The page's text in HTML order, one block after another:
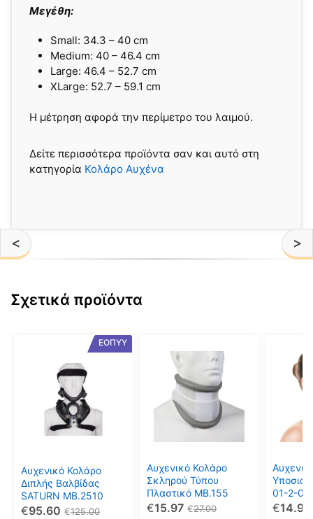
< >
Μεγέθη:
Small: 34.3 – 40 cm
Medium: 40 – 46.4 cm
Large: 46.4 – 52.7 cm
XLarge: 52.7 – 59.1 cm
Η μέτρηση αφορά την περίμετρο του λαιμού.
Δείτε περισσότερα προϊόντα σαν και αυτό στη
κατηγορία Κολάρο Αυχένα
Σχετικά προϊόντα
ΕΟΠΥΥ
Αυχενικό Κολάρο
Διπλής Βαλβίδας
SATURN MB.2510
125.00
€
95.60
€
πολλαπλές
παραλλαγές.
μπορούν
να
επιλεγούν
στη
Αυχενικό Κολάρο
Σκληρού Τύπου
Πλαστικό MB.155
27.00
€
15.97
€
προϊόν
πολλαπλές
παραλλαγές.
μπορούν
να
επιλεγούν
στη
01-2-
14.95
€
προϊόν
Οι
να
στη